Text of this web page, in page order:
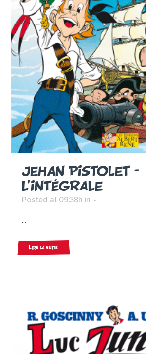
JEHAN PISTOLET –
L’INTÉGRALE
Posted at 09:38h in
...
Lire la suite